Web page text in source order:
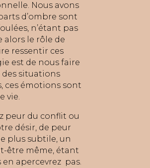
Nous avons
d’ombre sont
n’étant pas
alors le rôle de
ressentir ces
est de nous faire
situations
ces émotions sont
vie.
peur du conflit ou
désir, de peur
plus subtile, un
être même, étant
apercevrez pas.